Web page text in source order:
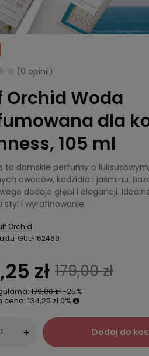
(0 opinii)
Orchid Woda
dla
105 ml
to damskie perfumy o
owoców, kadzidła i jaśminu.
dodaje głębi i elegancji.
styl i wyrafinowanie.
Orchid
GULF162469
zł 179,00 zł
179,00 zł-25%
cena: 134,25 zł 0%
+ Dodaj do